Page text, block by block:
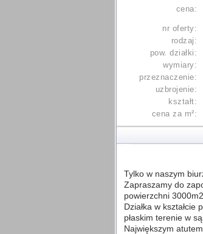
cena:
nr oferty:
rodzaj:
pow. działki:
wymiary:
przeznaczenie:
uzbrojenie:
kształt:
cena za m²:
Tylko w naszym
Zapraszamy do
powierzchni
Działka w
płaskim terenie w
Największym